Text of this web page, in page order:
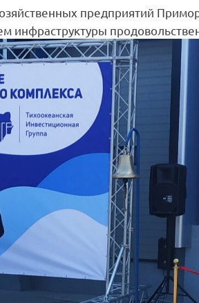
предприятий
инфраструктуры